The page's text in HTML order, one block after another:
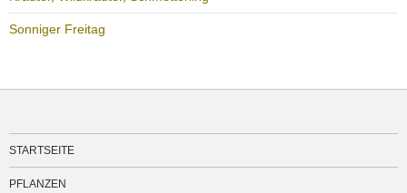
Sonniger Freitag
STARTSEITE
PFLANZEN